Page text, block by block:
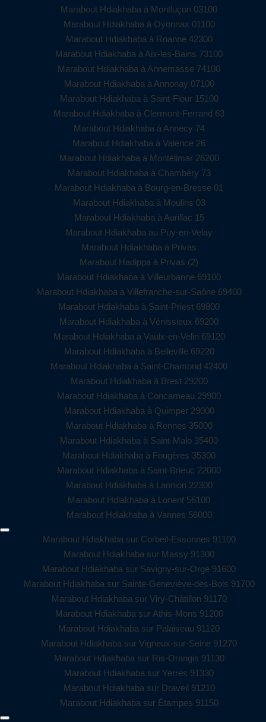
Marabout Hdiakhaba à Montluçon 03100
Marabout Hdiakhaba à Oyonnax 01100
Marabout Hdiakhaba à Roanne 42300
Marabout Hdiakhaba à Aix-les-Bains 73100
Marabout Hdiakhaba à Annemasse 74100
Marabout Hdiakhaba à Annonay 07100
Marabout Hdiakhaba à Saint-Flour 15100
Marabout Hdiakhaba à Clermont-Ferrand 63
Marabout Hdiakhaba à Annecy 74
Marabout Hdiakhaba à Valence 26
Marabout Hdiakhaba à Montélimar 26200
Marabout Hdiakhaba à Chambéry 73
Marabout Hdiakhaba à Bourg-en-Bresse 01
Marabout Hdiakhaba à Moulins 03
Marabout Hdiakhaba à Aurillac 15
Marabout Hdiakhaba au Puy-en-Velay
Marabout Hdiakhaba à Privas
Marabout Hadippa à Privas (2)
Marabout Hdiakhaba à Villeurbanne 69100
Marabout Hdiakhaba à Villefranche-sur-Saône 69400
Marabout Hdiakhaba à Saint-Priest 69800
Marabout Hdiakhaba à Vénissieux 69200
Marabout Hdiakhaba à Vaulx-en-Velin 69120
Marabout Hdiakhaba à Belleville 69220
Marabout Hdiakhaba à Saint-Chamond 42400
Marabout Hdiakhaba à Brest 29200
Marabout Hdiakhaba à Concarneau 29900
Marabout Hdiakhaba à Quimper 29000
Marabout Hdiakhaba à Rennes 35000
Marabout Hdiakhaba à Saint-Malo 35400
Marabout Hdiakhaba à Fougères 35300
Marabout Hdiakhaba à Saint-Brieuc 22000
Marabout Hdiakhaba à Lannion 22300
Marabout Hdiakhaba à Lorient 56100
Marabout Hdiakhaba à Vannes 56000
Marabout Hdiakhaba sur Corbeil-Essonnes 91100
Marabout Hdiakhaba sur Massy 91300
Marabout Hdiakhaba sur Savigny-sur-Orge 91600
Marabout Hdiakhaba sur Sainte-Geneviève-des-Bois 91700
Marabout Hdiakhaba sur Viry-Châtillon 91170
Marabout Hdiakhaba sur Athis-Mons 91200
Marabout Hdiakhaba sur Palaiseau 91120
Marabout Hdiakhaba sur Vigneux-sur-Seine 91270
Marabout Hdiakhaba sur Ris-Orangis 91130
Marabout Hdiakhaba sur Yerres 91330
Marabout Hdiakhaba sur Draveil 91210
Marabout Hdiakhaba sur Étampes 91150